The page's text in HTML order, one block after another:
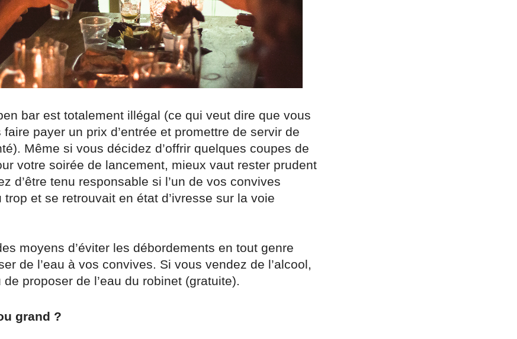
bar est totalement illégal (ce qui veut dire que vous
payer un prix d’entrée et promettre de servir de
Même si vous décidez d’offrir quelques coupes de
votre soirée de lancement, mieux vaut rester prudent
d’être tenu responsable si l’un de vos convives
trop et se retrouvait en état d’ivresse sur la voie
moyens d’éviter les débordements en tout genre
de l’eau à vos convives. Si vous vendez de l’alcool,
proposer de l’eau du robinet (gratuite).
grand ?